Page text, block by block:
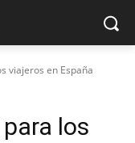
viajeros en España
los